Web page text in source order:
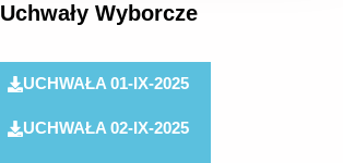
Uchwały Wyborcze
UCHWAŁA 01-IX-2025
UCHWAŁA 02-IX-2025